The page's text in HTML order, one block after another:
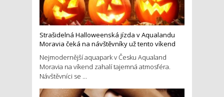
Strašidelná Halloweenská jízda v Aqualandu
Moravia čeká na návštěvníky už tento víkend
Nejmodernější aquapark v Česku Aqualand
Moravia na víkend zahalí tajemná atmosféra.
Návštěvníci se ...